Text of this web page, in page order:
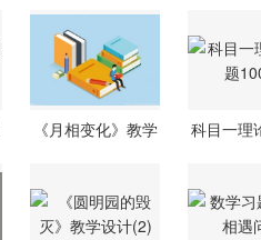
《月相变化》教学
科目一理